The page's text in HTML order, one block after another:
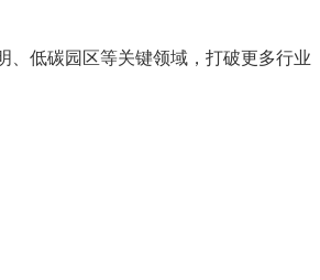
、低碳园区等关键领域，打破更多行业